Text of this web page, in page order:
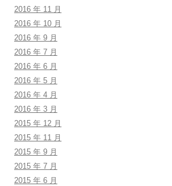
2016 年 11 月
2016 年 10 月
2016 年 9 月
2016 年 7 月
2016 年 6 月
2016 年 5 月
2016 年 4 月
2016 年 3 月
2015 年 12 月
2015 年 11 月
2015 年 9 月
2015 年 7 月
2015 年 6 月